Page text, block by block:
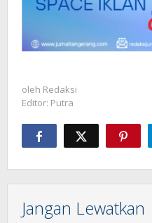
oleh Redaksi
Editor: Putra
Jangan Lewatkan